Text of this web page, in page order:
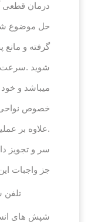
درمان قطعی
حل موضوع
گرفته و
میباشد و
خصوص نواحی
.علاوه بر
سر و تجویز
جز واجبات
تلفن
شپش های